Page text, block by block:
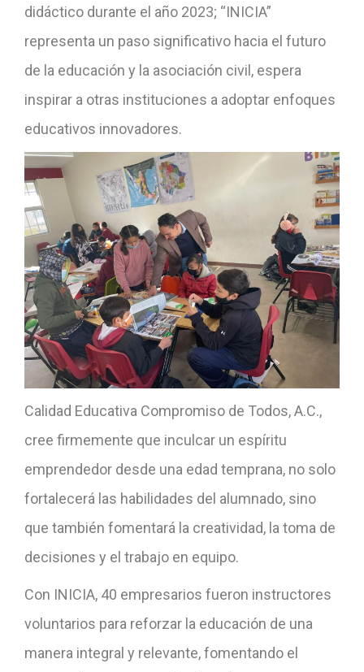
didáctico durante el año 2023; “INICIA”
representa un paso significativo hacia el futuro
de la educación y la asociación civil, espera
inspirar a otras instituciones a adoptar enfoques
educativos innovadores.
Calidad Educativa Compromiso de Todos, A.C.,
cree firmemente que inculcar un espíritu
emprendedor desde una edad temprana, no solo
fortalecerá las habilidades del alumnado, sino
que también fomentará la creatividad, la toma de
decisiones y el trabajo en equipo.
Con INICIA, 40 empresarios fueron instructores
voluntarios para reforzar la educación de una
manera integral y relevante, fomentando el